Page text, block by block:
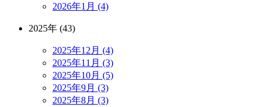
2026年1月 (4)
2025年 (43)
2025年12月 (4)
2025年11月 (3)
2025年10月 (5)
2025年9月 (3)
2025年8月 (3)